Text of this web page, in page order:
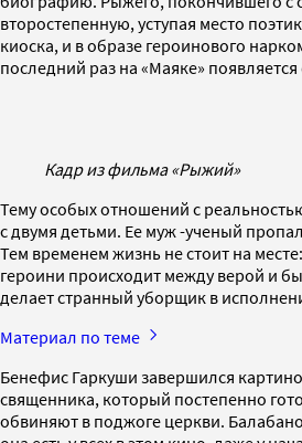
второстепенную, уступая место
киоска, и в образе героинового
последний раз на «Маяке»
Кадр из фильма «Рыжий»
Тему особых отношений с
с двумя детьми. Ее муж -ученый
Тем временем жизнь не стоит на
героини происходит между верой и
делает странный уборщик в
Материал по теме
Бенефис Гаркуши завершился
священника, который постепенно
обвиняют в поджоге церкви.